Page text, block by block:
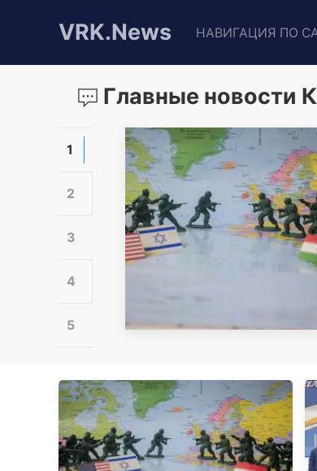
VRK.News НАВИГАЦИЯ ПО
Главные новости
1
2
3
4
5